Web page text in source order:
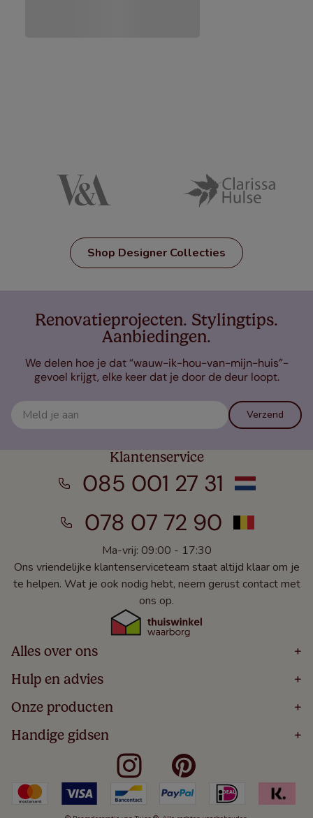
Shop Designer Collecties
Renovatieprojecten. Stylingtips.
Aanbiedingen.
We delen hoe je dat “wauw-ik-hou-van-mijn-huis”-
gevoel krijgt, elke keer dat je door de deur loopt.
Verzend
Klantenservice
085 001 27 31
078 07 72 90
Ma-vrij: 09:00 - 17:30
Ons vriendelijke klantenserviceteam staat altijd klaar om je
te helpen. Wat je ook nodig hebt, neem gerust contact met
ons op.
Alles over ons +
Home
Over
Bestellen
Winacties
Veelgestelde Vragen
Hulp en advies +
Volg Je Bestelling
Levering
5 Jaar Garantie
Algemene Voorwaarden
Kindveiligheid
Cookies
Onze producten +
Houten Jaloezieën
Rolgordijnen
Verticale Jaloezieën
Duo Rolgordijnen
Duo Plisségordijnen
Handige gidsen +
Meten Voor Raamdecoratie
Badkamer Raamdecoratie
Slaapkamer Raamdecoratie
Keuken Raamdecoratie